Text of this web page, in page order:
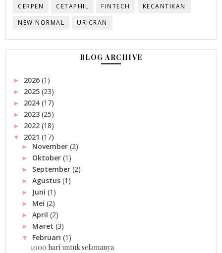
CERPEN
CETAPHIL FINTECH
KECANTIKAN
NEW NORMAL
URICRAN
BLOG ARCHIVE
► 2026 (1)
► 2025 (23)
► 2024 (17)
► 2023 (25)
► 2022 (18)
▼ 2021 (17)
► November (2)
► Oktober (1)
► September (2)
► Agustus (1)
► Juni (1)
► Mei (2)
► April (2)
► Maret (3)
▼ Februari (1)
1000 hari untuk selamanya